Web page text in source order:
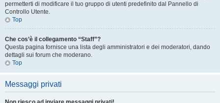
permetterti di modificare il tuo gruppo di utenti predefinito dal Pannello di
Controllo Utente.
Top
Che cos’è il collegamento “Staff”?
Questa pagina fornisce una lista degli amministratori e dei moderatori, dando
dettagli sui forum che moderano.
Top
Messaggi privati